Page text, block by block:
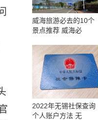
威海旅游必去的10个
景点推荐 威海必
2022年无锡社保查询
个人账户方法 无